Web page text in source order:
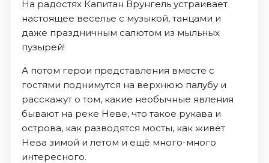
На радостях Капитан Врунгель устраивает
настоящее веселье с музыкой, танцами и
даже праздничным салютом из мыльных
пузырей!
А потом герои представления вместе с
гостями поднимутся на верхнюю палубу и
расскажут о том, какие необычные явления
бывают на реке Неве, что такое рукава и
острова, как разводятся мосты, как живёт
Нева зимой и летом и ещё много-много
интересного.